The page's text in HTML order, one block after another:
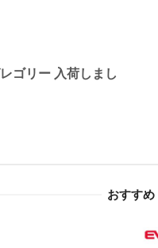
ゴリー 入荷しまし
おすすめ